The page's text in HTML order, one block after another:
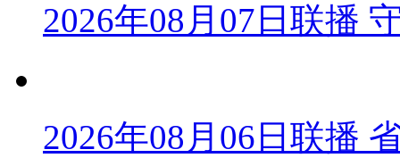
2026年08月07日联播
2026年08月06日联播